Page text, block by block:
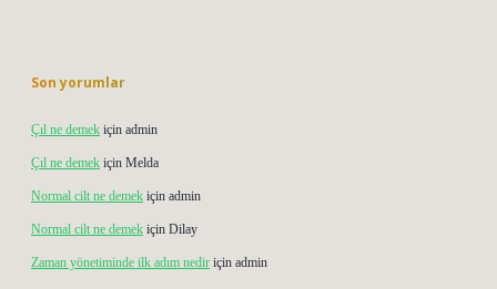
Son yorumlar
Çıl ne demek için admin
Çıl ne demek için Melda
Normal cilt ne demek için admin
Normal cilt ne demek için Dilay
Zaman yönetiminde ilk adım nedir için admin